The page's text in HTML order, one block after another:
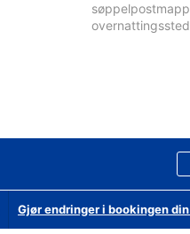
Gjør endringer i bookingen